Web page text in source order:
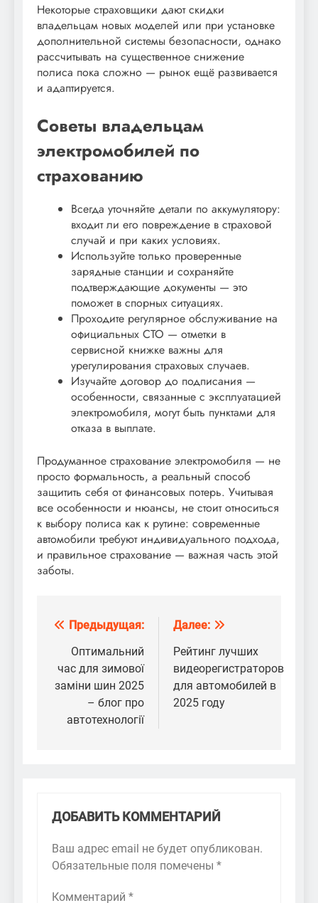
Некоторые страховщики дают скидки
владельцам новых моделей или при установке
дополнительной системы безопасности, однако
рассчитывать на существенное снижение
полиса пока сложно — рынок ещё развивается
и адаптируется.
Советы владельцам
электромобилей по
страхованию
Всегда уточняйте детали по аккумулятору:
входит ли его повреждение в страховой
случай и при каких условиях.
Используйте только проверенные
зарядные станции и сохраняйте
подтверждающие документы — это
поможет в спорных ситуациях.
Проходите регулярное обслуживание на
официальных СТО — отметки в
сервисной книжке важны для
урегулирования страховых случаев.
Изучайте договор до подписания —
особенности, связанные с эксплуатацией
электромобиля, могут быть пунктами для
отказа в выплате.
Продуманное страхование электромобиля — не
просто формальность, а реальный способ
защитить себя от финансовых потерь. Учитывая
все особенности и нюансы, не стоит относиться
к выбору полиса как к рутине: современные
автомобили требуют индивидуального подхода,
и правильное страхование — важная часть этой
заботы.
Навигация
записям
Предыдущая:
Оптимальний
час для зимової
заміни шин 2025
– блог про
автотехнології
Далее:
Рейтинг лучших
видеорегистраторов
для автомобилей в
2025 году
ДОБАВИТЬ КОММЕНТАРИЙ
Ваш адрес email не будет опубликован.
Обязательные поля помечены *
Комментарий *